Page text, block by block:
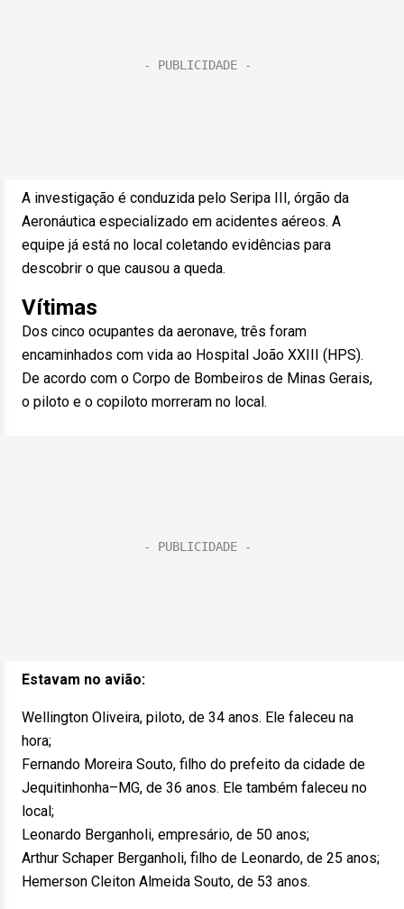
A investigação é conduzida pelo Seripa III, órgão da
Aeronáutica especializado em acidentes aéreos. A
equipe já está no local coletando evidências para
descobrir o que causou a queda.
Vítimas
Dos cinco ocupantes da aeronave, três foram
encaminhados com vida ao Hospital João XXIII (HPS).
De acordo com o Corpo de Bombeiros de Minas Gerais,
o piloto e o copiloto morreram no local.
Estavam no avião:
Wellington Oliveira, piloto, de 34 anos. Ele faleceu na
hora;
Fernando Moreira Souto, filho do prefeito da cidade de
Jequitinhonha–MG, de 36 anos. Ele também faleceu no
local;
Leonardo Berganholi, empresário, de 50 anos;
Arthur Schaper Berganholi, filho de Leonardo, de 25 anos;
Hemerson Cleiton Almeida Souto, de 53 anos.